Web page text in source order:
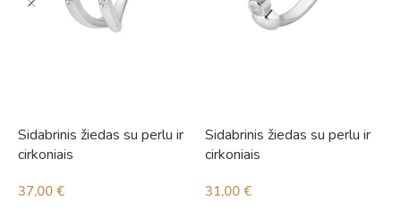
Sidabrinis žiedas su perlu ir
cirkoniais
37,00 €
Sidabrinis žiedas su perlu ir
cirkoniais
31,00 €